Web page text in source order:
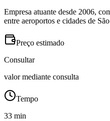
Empresa atuante desde 2006,
entre aeroportos e cidades de
Preço estimado
Consultar
valor mediante consulta
Tempo
33 min